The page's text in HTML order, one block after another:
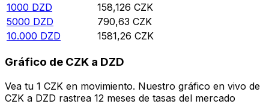
1000 DZD 158,126 CZK
5000 DZD 790,63 CZK
10.000 DZD 1581,26 CZK
Gráfico de CZK a DZD
Vea tu 1 CZK en movimiento. Nuestro gráfico en vivo de
CZK a DZD rastrea 12 meses de tasas del mercado